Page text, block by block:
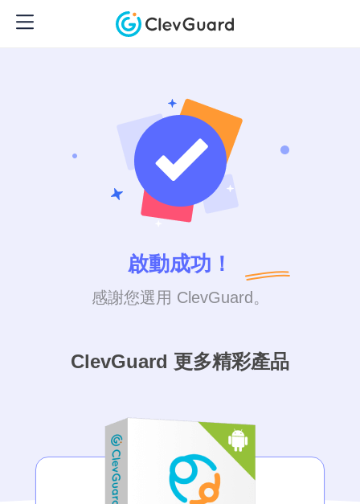
啟動成功！
感謝您選用 ClevGuard。
ClevGuard 更多精彩產品